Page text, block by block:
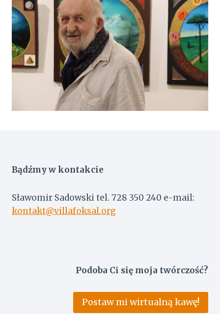
Bądźmy w kontakcie
Sławomir Sadowski tel. 728 350 240 e-mail:
kontakt@villafoksal.org
Podoba Ci się moja twórczość?
Postaw mi wirtualną kawę!